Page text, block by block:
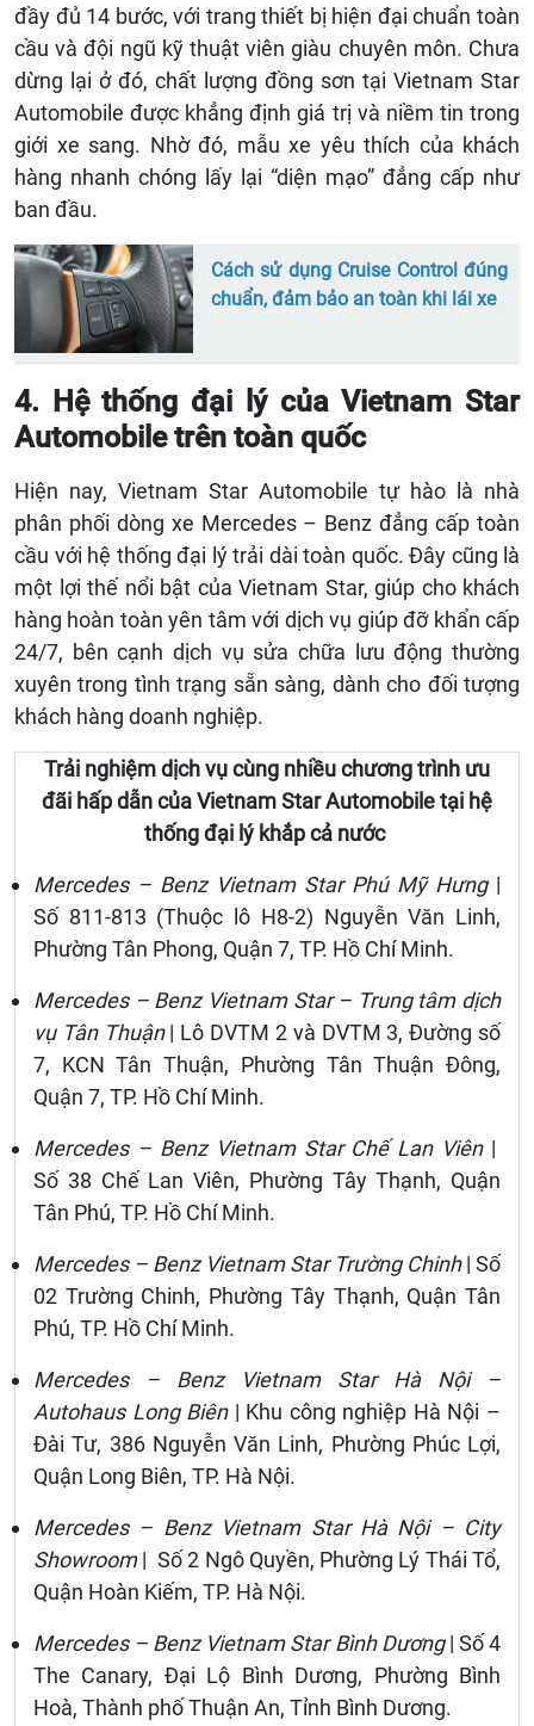
đầy đủ 14 bước, với trang thiết bị hiện đại chuẩn toàn
cầu và đội ngũ kỹ thuật viên giàu chuyên môn. Chưa
dừng lại ở đó, chất lượng đồng sơn tại Vietnam Star
Automobile được khẳng định giá trị và niềm tin trong
giới xe sang. Nhờ đó, mẫu xe yêu thích của khách
hàng nhanh chóng lấy lại “diện mạo” đẳng cấp như
ban đầu.
Cách sử dụng Cruise Control đúng
chuẩn, đảm bảo an toàn khi lái xe
4. Hệ thống đại lý của Vietnam Star
Automobile trên toàn quốc
Hiện nay, Vietnam Star Automobile tự hào là nhà
phân phối dòng xe Mercedes – Benz đẳng cấp toàn
cầu với hệ thống đại lý trải dài toàn quốc. Đây cũng là
một lợi thế nổi bật của Vietnam Star, giúp cho khách
hàng hoàn toàn yên tâm với dịch vụ giúp đỡ khẩn cấp
24/7, bên cạnh dịch vụ sửa chữa lưu động thường
xuyên trong tình trạng sẵn sàng, dành cho đối tượng
khách hàng doanh nghiệp.
Trải nghiệm dịch vụ cùng nhiều chương trình ưu
đãi hấp dẫn của Vietnam Star Automobile tại hệ
thống đại lý khắp cả nước
Mercedes – Benz Vietnam Star Phú Mỹ Hưng |
Số 811-813 (Thuộc lô H8-2) Nguyễn Văn Linh,
Phường Tân Phong, Quận 7, TP. Hồ Chí Minh.
Mercedes – Benz Vietnam Star – Trung tâm dịch
vụ Tân Thuận| Lô DVTM 2 và DVTM 3, Đường số
7, KCN Tân Thuận, Phường Tân Thuận Đông,
Quận 7, TP. Hồ Chí Minh.
Mercedes – Benz Vietnam Star Chế Lan Viên|
Số 38 Chế Lan Viên, Phường Tây Thạnh, Quận
Tân Phú, TP. Hồ Chí Minh.
Mercedes – Benz Vietnam Star Trường Chinh| Số
02 Trường Chinh, Phường Tây Thạnh, Quận Tân
Phú, TP. Hồ Chí Minh.
Mercedes – Benz Vietnam Star Hà Nội –
Autohaus Long Biên| Khu công nghiệp Hà Nội –
Đài Tư, 386 Nguyễn Văn Linh, Phường Phúc Lợi,
Quận Long Biên, TP. Hà Nội.
Mercedes – Benz Vietnam Star Hà Nội – City
Showroom| Số 2 Ngô Quyền, Phường Lý Thái Tổ,
Quận Hoàn Kiếm, TP. Hà Nội.
Mercedes – Benz Vietnam Star Bình Dương| Số 4
The Canary, Đại Lộ Bình Dương, Phường Bình
Hoà, Thành phố Thuận An, Tỉnh Bình Dương.